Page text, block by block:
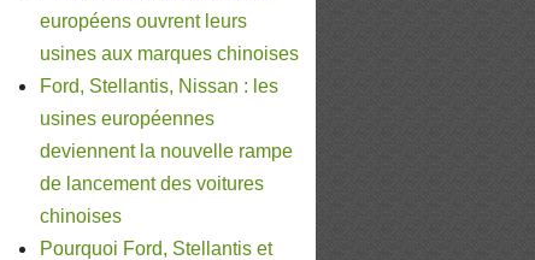
européens ouvrent leurs
usines aux marques chinoises
Ford, Stellantis, Nissan : les
usines européennes
deviennent la nouvelle rampe
de lancement des voitures
chinoises
Pourquoi Ford, Stellantis et